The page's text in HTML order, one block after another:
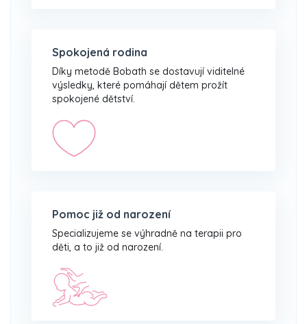
Spokojená rodina
Díky metodě Bobath se dostavují viditelné
výsledky, které pomáhají dětem prožít
spokojené dětství.
Pomoc již od narození
Specializujeme se výhradně na terapii pro
děti, a to již od narození.